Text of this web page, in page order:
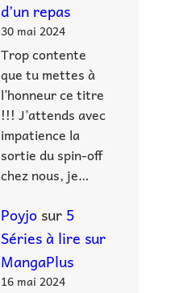
d’un repas
30 mai 2024
Trop contente
que tu mettes à
l’honneur ce titre
!!! J’attends avec
impatience la
sortie du spin-off
chez nous, je…
Poyjosur 5
Séries à lire sur
MangaPlus
16 mai 2024